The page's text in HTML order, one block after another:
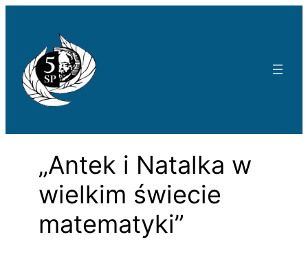
„Antek i Natalka w
wielkim świecie
matematyki”